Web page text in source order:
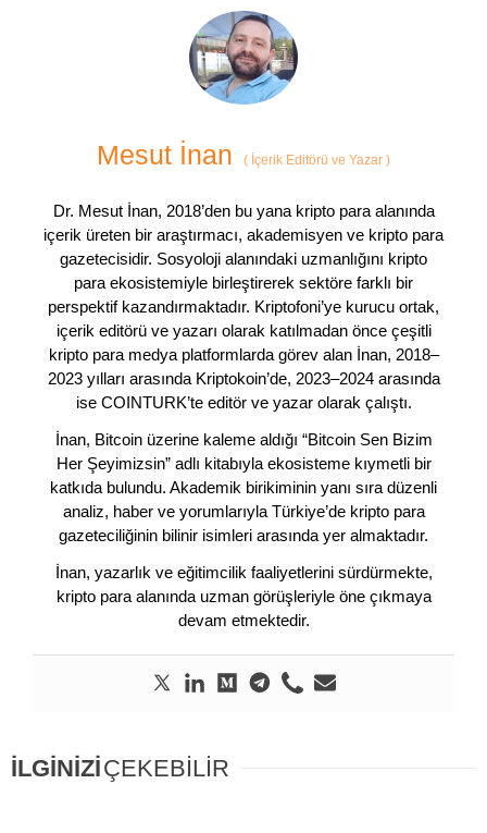
Mesut İnan ( İçerik Editörü ve Yazar )
Dr. Mesut İnan, 2018’den bu yana kripto para alanında
içerik üreten bir araştırmacı, akademisyen ve kripto para
gazetecisidir. Sosyoloji alanındaki uzmanlığını kripto
para ekosistemiyle birleştirerek sektöre farklı bir
perspektif kazandırmaktadır. Kriptofoni’ye kurucu ortak,
içerik editörü ve yazarı olarak katılmadan önce çeşitli
kripto para medya platformlarda görev alan İnan, 2018–
2023 yılları arasında Kriptokoin’de, 2023–2024 arasında
ise COINTURK’te editör ve yazar olarak çalıştı.
İnan, Bitcoin üzerine kaleme aldığı “Bitcoin Sen Bizim
Her Şeyimizsin” adlı kitabıyla ekosisteme kıymetli bir
katkıda bulundu. Akademik birikiminin yanı sıra düzenli
analiz, haber ve yorumlarıyla Türkiye’de kripto para
gazeteciliğinin bilinir isimleri arasında yer almaktadır.
İnan, yazarlık ve eğitimcilik faaliyetlerini sürdürmekte,
kripto para alanında uzman görüşleriyle öne çıkmaya
devam etmektedir.
İLGİNİZİÇEKEBİLİR